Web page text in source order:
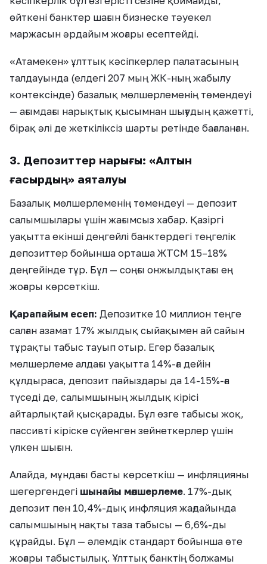
өйткені банктер шағын бизнеске тәуекел
маржасын әрдайым жоғары есептейді.
«Атамекен» ұлттық кәсіпкерлер палатасының
талдауында (елдегі 207 мың ЖК-ның жабылу
контексінде) базалық мөлшерлеменің төмендеуі
— ағымдағы нарықтық қысымнан шығудың қажетті,
бірақ әлі де жеткіліксіз шарты ретінде бағаланған.
3. Депозиттер нарығы: «Алтын
ғасырдың» аяқталуы
Базалық мөлшерлеменің төмендеуі — депозит
салымшылары үшін жағымсыз хабар. Қазіргі
уақытта екінші деңгейлі банктердегі теңгелік
депозиттер бойынша орташа ЖТСМ 15–18%
деңгейінде тұр. Бұл — соңғы онжылдықтағы ең
жоғары көрсеткіш.
Қарапайым есеп: Депозитке 10 миллион теңге
салған азамат 17% жылдық сыйақымен ай сайын
тұрақты табыс тауып отыр. Егер базалық
мөлшерлеме алдағы уақытта 14%-ға дейін
құлдыраса, депозит пайыздары да 14-15%-ға
түседі де, салымшының жылдық кірісі
айтарлықтай қысқарады. Бұл өзге табысы жоқ,
пассивті кіріске сүйенген зейнеткерлер үшін
үлкен шығын.
Алайда, мұндағы басты көрсеткіш — инфляцияны
шегергендегі шынайы мөлшерлеме. 17%-дық
депозит пен 10,4%-дық инфляция жағдайында
салымшының нақты таза табысы — 6,6%-ды
құрайды. Бұл — әлемдік стандарт бойынша өте
жоғары табыстылық. Ұлттық банктің болжамы